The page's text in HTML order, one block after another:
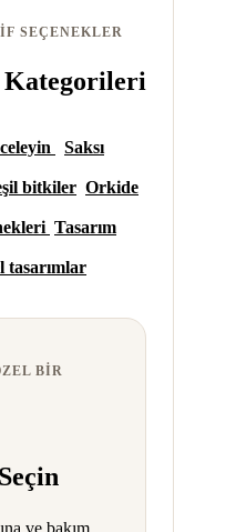
SEÇENEKLER
Saksı
bitkiler Orkide
Tasarım
tasarımlar
BIR
ve bakım